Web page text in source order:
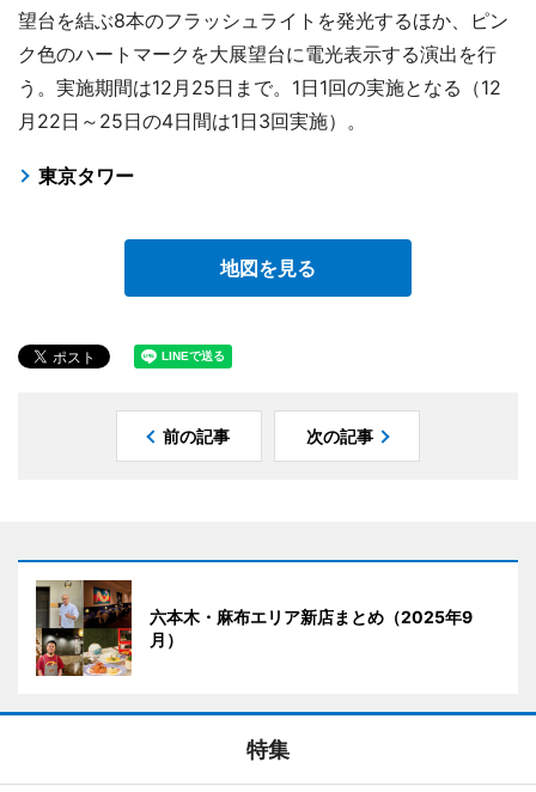
望台を結ぶ8本のフラッシュライトを発光するほか、ピン
ク色のハートマークを大展望台に電光表示する演出を行
う。実施期間は12月25日まで。1日1回の実施となる（12
月22日～25日の4日間は1日3回実施）。
東京タワー
地図を見る
前の記事 次の記事
六本木・麻布エリア新店まとめ（2025年9
月）
特集